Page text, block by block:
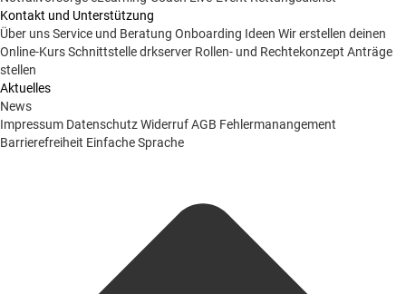
Kontakt und Unterstützung
Über unsService und Beratung Onboarding Ideen Wir erstellen deinen
Online-KursSchnittstelle drkserver Rollen- und Rechtekonzept Anträge
stellen
Aktuelles
News
Impressum DatenschutzWiderrufAGB Fehlermanangement
Barrierefreiheit Einfache Sprache